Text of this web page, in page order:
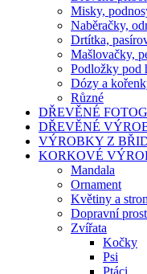
Misky,
Naběračky,
Drtítka,
Mašlovačky,
Podložky pod
Dózy a
Různé
DŘEVĚNÉ
DŘEVĚNÉ
VÝROBKY Z
KORKOVÉ
Mandala
Ornament
Květiny a
Dopravní
Zvířata
Kočky
Psi
Ptáci